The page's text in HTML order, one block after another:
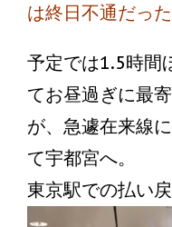
は終日不通だっ
予定では1.5時間
てお昼過ぎに最
が、急遽在来線
て宇都宮へ。
東京駅での払い